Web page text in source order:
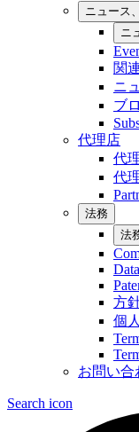
ニュース
ニ
関
ニ
ブ
代理店
代
代
法務
法
方
個
お問い合
Search icon